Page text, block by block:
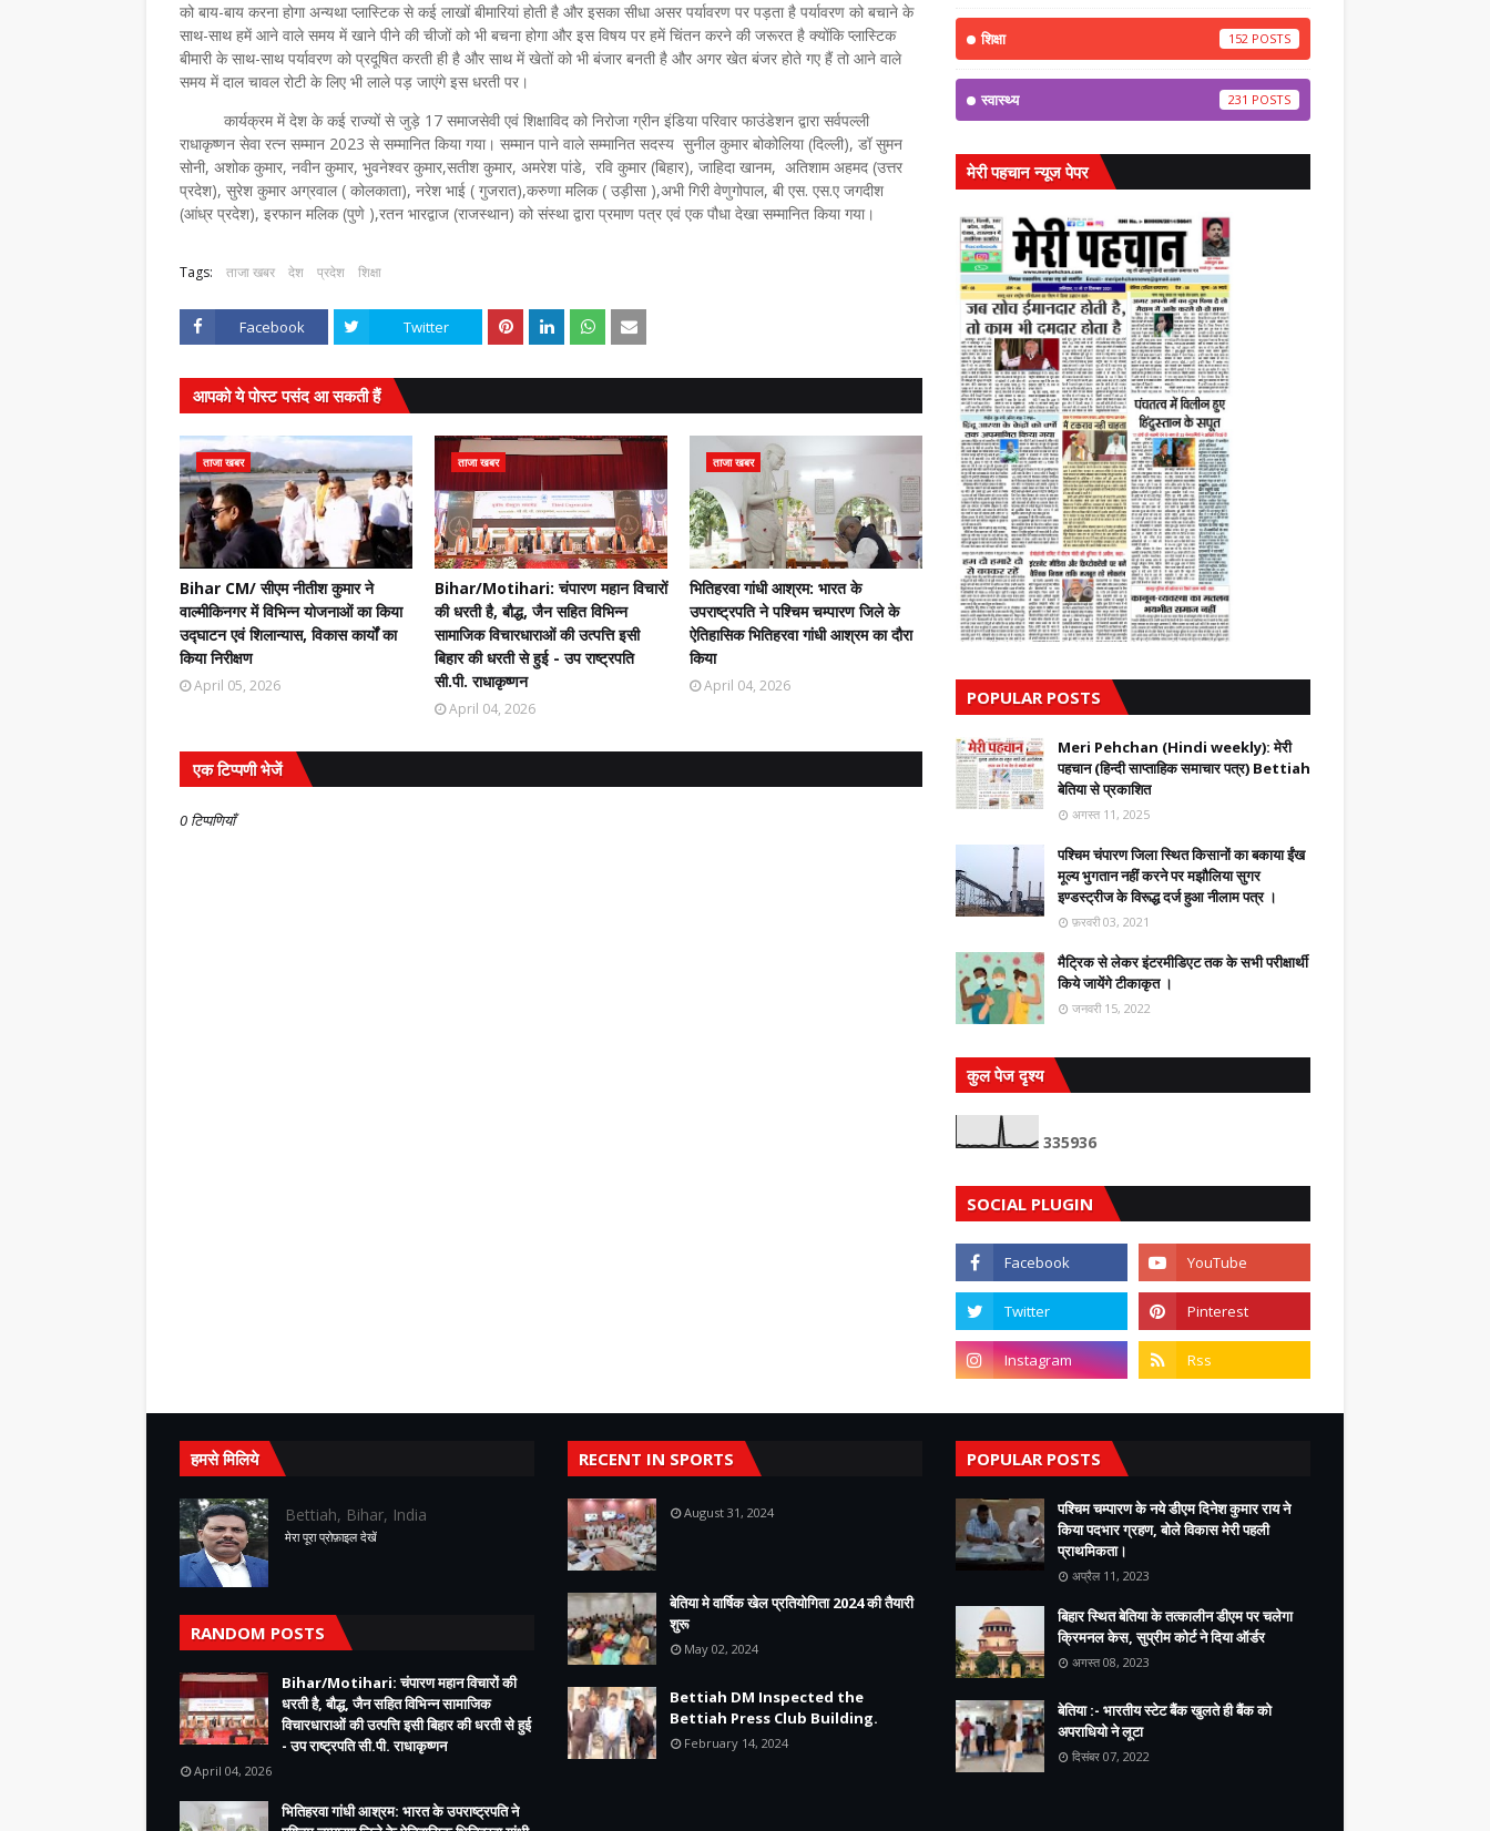
को बाय-बाय करना होगा अन्यथा प्लास्टिक से कई लाखों बीमारियां होती है और इसका सीधा असर पर्यावरण पर पड़ता है पर्यावरण को बचाने के
साथ-साथ हमें आने वाले समय में खाने पीने की चीजों को भी बचना होगा और इस विषय पर हमें चिंतन करने की जरूरत है क्योंकि प्लास्टिक
बीमारी के साथ-साथ पर्यावरण को प्रदूषित करती ही है और साथ में खेतों को भी बंजार बनती है और अगर खेत बंजर होते गए हैं तो आने वाले
समय में दाल चावल रोटी के लिए भी लाले पड़ जाएंगे इस धरती पर।
कार्यक्रम में देश के कई राज्यों से जुड़े 17 समाजसेवी एवं शिक्षाविद को निरोजा ग्रीन इंडिया परिवार फाउंडेशन द्वारा सर्वपल्ली
राधाकृष्णन सेवा रत्न सम्मान 2023 से सम्मानित किया गया। सम्मान पाने वाले सम्मानित सदस्य सुनील कुमार बोकोलिया (दिल्ली), डॉ सुमन
सोनी, अशोक कुमार, नवीन कुमार, भुवनेश्वर कुमार,सतीश कुमार, अमरेश पांडे, रवि कुमार (बिहार), जाहिदा खानम, अतिशाम अहमद (उत्तर
प्रदेश), सुरेश कुमार अग्रवाल ( कोलकाता), नरेश भाई ( गुजरात),करुणा मलिक ( उड़ीसा ),अभी गिरी वेणुगोपाल, बी एस. एस.ए जगदीश
(आंध्र प्रदेश), इरफान मलिक (पुणे ),रतन भारद्वाज (राजस्थान) को संस्था द्वारा प्रमाण पत्र एवं एक पौधा देखा सम्मानित किया गया।
Tags: ताजा खबर देश प्रदेश शिक्षा
Facebook Twitter
आपको ये पोस्ट पसंद आ सकती हैं
ताजा खबर
Bihar CM/ सीएम नीतीश कुमार ने
वाल्मीकिनगर में विभिन्न योजनाओं का किया
उद्घाटन एवं शिलान्यास, विकास कार्यों का
किया निरीक्षण
April 05, 2026
ताजा खबर
Bihar/Motihari: चंपारण महान विचारों
की धरती है, बौद्ध, जैन सहित विभिन्न
सामाजिक विचारधाराओं की उत्पत्ति इसी
बिहार की धरती से हुई - उप राष्ट्रपति
सी.पी. राधाकृष्णन
April 04, 2026
ताजा खबर
भितिहरवा गांधी आश्रम: भारत के
उपराष्ट्रपति ने पश्चिम चम्पारण जिले के
ऐतिहासिक भितिहरवा गांधी आश्रम का दौरा
किया
April 04, 2026
एक टिप्पणी भेजें
0 टिप्पणियाँ
शिक्षा 152
स्वास्थ्य 231
मेरी पहचान न्यूज पेपर
POPULAR POSTS
Meri Pehchan (Hindi weekly): मेरी
पहचान (हिन्दी साप्ताहिक समाचार पत्र) Bettiah
बेतिया से प्रकाशित
अगस्त 11, 2025
पश्चिम चंपारण जिला स्थित किसानों का बकाया ईंख
मूल्य भुगतान नहीं करने पर मझौलिया सुगर
इण्डस्ट्रीज के विरूद्ध दर्ज हुआ नीलाम पत्र ।
फ़रवरी 03, 2021
मैट्रिक से लेकर इंटरमीडिएट तक के सभी परीक्षार्थी
किये जायेंगे टीकाकृत ।
जनवरी 15, 2022
कुल पेज दृश्य
335936
SOCIAL PLUGIN
हमसे मिलिये
Bettiah, Bihar, India
मेरा पूरा प्रोफ़ाइल देखें
RANDOM POSTS
Bihar/Motihari: चंपारण महान विचारों की
धरती है, बौद्ध, जैन सहित विभिन्न सामाजिक
विचारधाराओं की उत्पत्ति इसी बिहार की धरती से हुई
- उप राष्ट्रपति सी.पी. राधाकृष्णन
April 04, 2026
भितिहरवा गांधी आश्रम: भारत के उपराष्ट्रपति ने
RECENT IN SPORTS
August 31, 2024
बेतिया मे वार्षिक खेल प्रतियोगिता 2024 की तैयारी
शुरू
May 02, 2024
Bettiah DM Inspected the
Bettiah Press Club Building.
February 14, 2024
POPULAR POSTS
पश्चिम चम्पारण के नये डीएम दिनेश कुमार राय ने
किया पदभार ग्रहण, बोले विकास मेरी पहली
प्राथमिकता।
अप्रैल 11, 2023
बिहार स्थित बेतिया के तत्कालीन डीएम पर चलेगा
क्रिमनल केस, सुप्रीम कोर्ट ने दिया ऑर्डर
अगस्त 08, 2023
बेतिया :- भारतीय स्टेट बैंक खुलते ही बैंक को
अपराधियो ने लूटा
दिसंबर 07, 2022